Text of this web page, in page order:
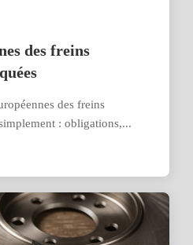
des freins
des freins
: obligations,...